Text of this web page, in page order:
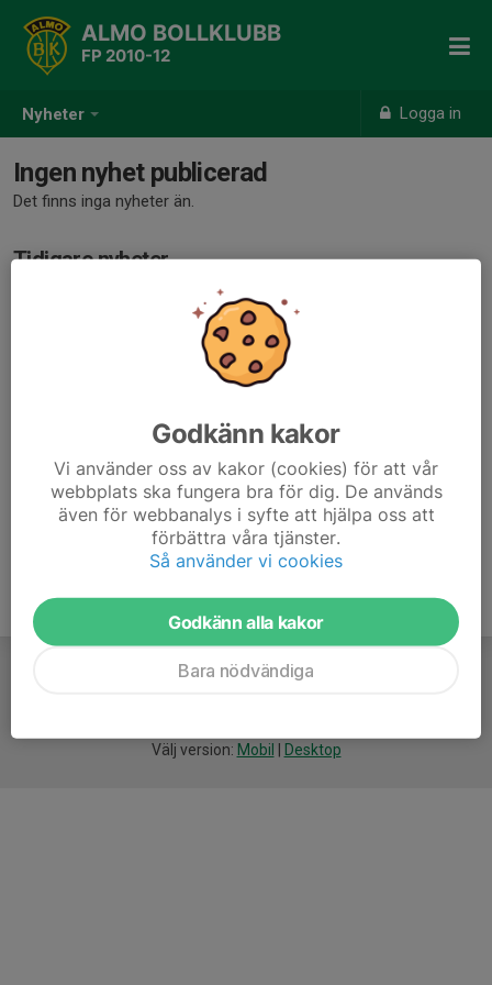
Nyheter Logga in
ALMO BOLLKLUBB
FP 2010-12
Ingen nyhet publicerad
Det finns inga nyheter än.
Tidigare nyheter
Det finns inga tidigare nyheter
Välj version: Mobil Desktop
Godkänn kakor
Vi använder oss av kakor (cookies) för att vår
webbplats ska fungera bra för dig. De används
även för webbanalys i syfte att hjälpa oss att
förbättra våra tjänster.
Så använder vi cookies
Godkänn alla kakor
Bara nödvändiga